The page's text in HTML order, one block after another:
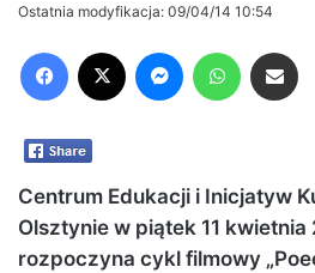
Ostatnia modyfikacja: 09/04/14 10:54
Centrum Edukacji i Inicjatyw
Olsztynie w piątek 11 kwietnia
rozpoczyna cykl filmowy